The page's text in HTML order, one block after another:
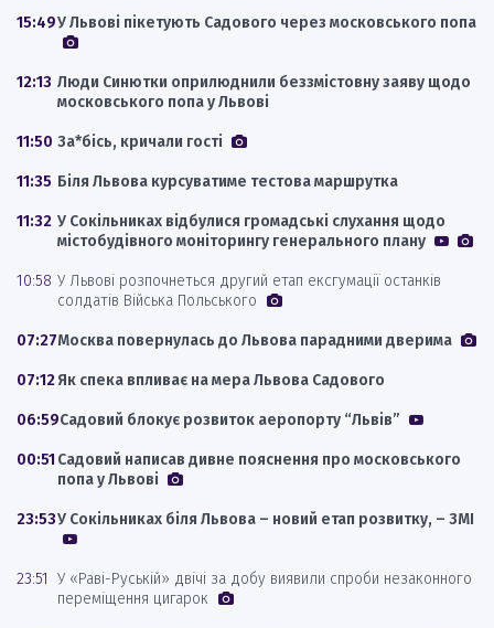
15:49У Львові пікетують Садового через московського попа
12:13 Люди Синютки оприлюднили беззмістовну заяву щодо
московського попа у Львові
11:50 За*бісь, кричали гості
11:35 Біля Львова курсуватиме тестова маршрутка
11:32 У Сокільниках відбулися громадські слухання щодо
містобудівного моніторингу генерального плану
10:58 У Львові розпочнеться другий етап ексгумації останків
солдатів Війська Польського
07:27Москва повернулась до Львова парадними дверима
07:12Як спека впливає на мера Львова Садового
06:59Садовий блокує розвиток аеропорту “Львів”
00:51 Садовий написав дивне пояснення про московського
попа у Львові
23:53У Сокільниках біля Львова – новий етап розвитку, – ЗМІ
23:51 У «Раві-Руській» двічі за добу виявили спроби незаконного
переміщення цигарок